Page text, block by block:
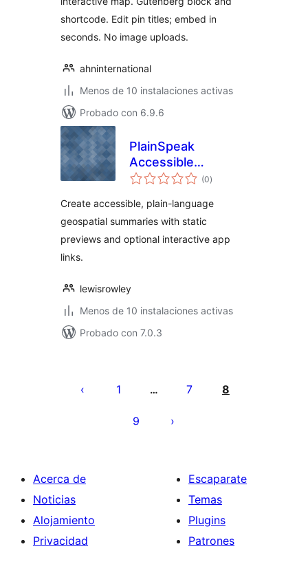
shortcode. Edit pin titles; embed in
seconds. No image uploads.
ahninternational
Menos de 10 instalaciones activas
Probado con 6.9.6
PlainSpeak
Accessible
Geospatial
(0valoraciones
en
)
Create accessible, plain-language
geospatial summaries with static
previews and optional interactive app
links.
lewisrowley
Menos de 10 instalaciones activas
Probado con 7.0.3
1 … 7 8
9
Acerca de
Noticias
Alojamiento
Privacidad
Escaparate
Temas
Plugins
Patrones